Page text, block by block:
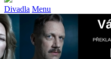
Divadla Menu